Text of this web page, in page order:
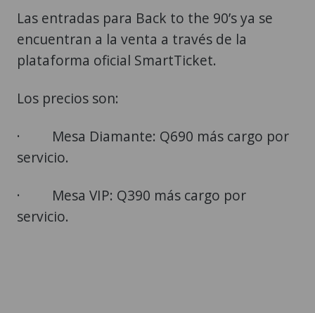
Las entradas para Back to the 90’s ya se
encuentran a la venta a través de la
plataforma oficial SmartTicket.
Los precios son:
· Mesa Diamante: Q690 más cargo por
servicio.
· Mesa VIP: Q390 más cargo por
servicio.